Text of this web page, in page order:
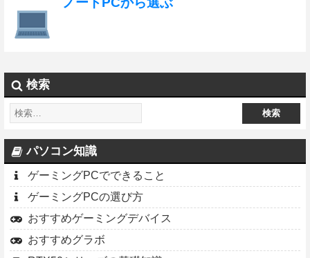
検索
パソコン知識
ゲーミングPCでできること
ゲーミングPCの選び方
おすすめゲーミングデバイス
おすすめグラボ